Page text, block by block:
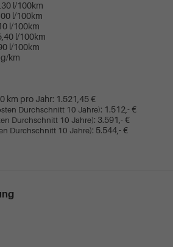
l/100km
l/100km
l/100km
l/100km
l/100km
km
km pro Jahr: 1.521,45 €
Durchschnitt 10 Jahre): 1.512,- €
Durchschnitt 10 Jahre): 3.591,- €
Durchschnitt 10 Jahre): 5.544,- €